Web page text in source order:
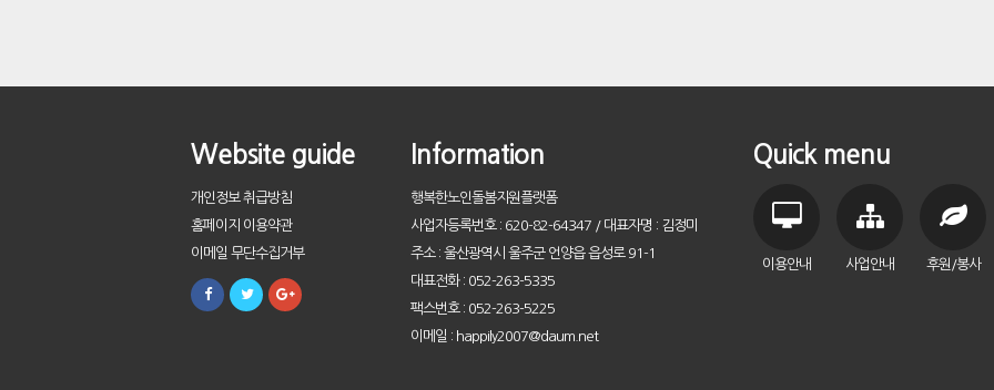
Website guide
개인정보 취급방침
홈페이지 이용약관
이메일 무단수집거부
Information
행복한노인돌봄지원플랫폼
사업자등록번호 : 620-82-64347 / 대표자명 : 김정미
주소 : 울산광역시 울주군 언양읍 읍성로 91-1
대표전화 : 052-263-5335
팩스번호 : 052-263-5225
이메일 : happily2007@daum.net
Quick menu
이용안내 사업안내 후원/봉사